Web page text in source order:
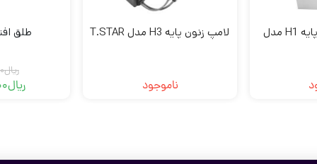
هدلایت دوطرفه پایه H1 مدل
لامپ زنون پایه H3 مدل T.STAR
ناموجود
طلق
ریال
ریال